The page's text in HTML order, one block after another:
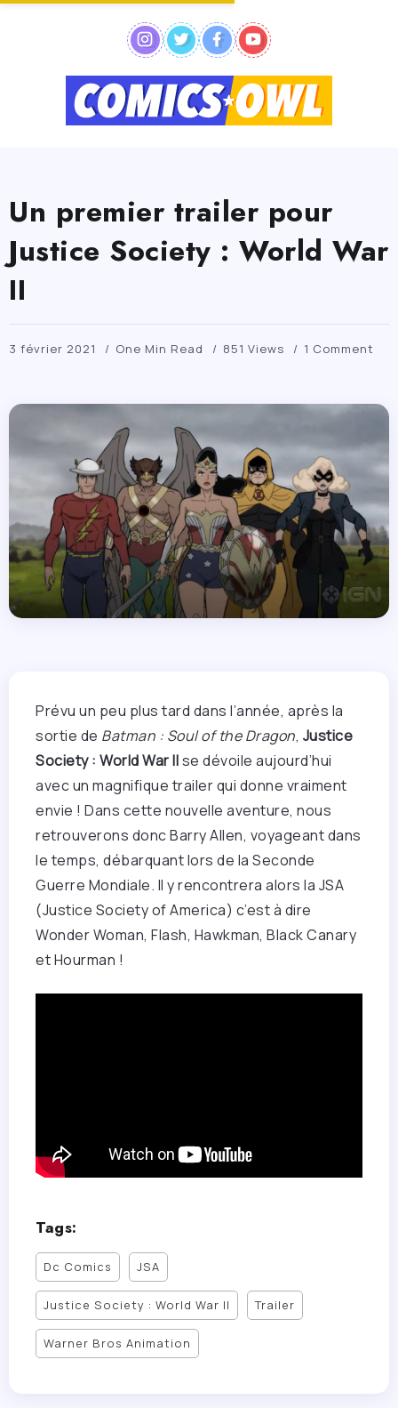
Un premier trailer pour
Justice Society : World War
II
3 février 2021 One Min Read 851 Views 1 Comment
Prévu un peu plus tard dans l’année, après la
sortie de Batman : Soul of the Dragon, Justice
Society : World War IIse dévoile aujourd’hui
avec un magnifique trailer qui donne vraiment
envie ! Dans cette nouvelle aventure, nous
retrouverons donc Barry Allen, voyageant dans
le temps, débarquant lors de la Seconde
Guerre Mondiale. Il y rencontrera alors la JSA
(Justice Society of America) c’est à dire
Wonder Woman, Flash, Hawkman, Black Canary
et Hourman !
Tags:
Dc Comics JSA
Justice Society : World War II Trailer
Warner Bros Animation